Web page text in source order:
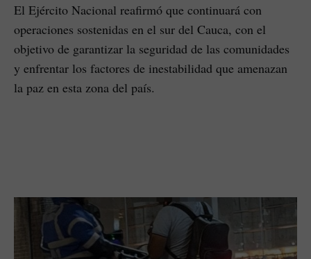
El Ejército Nacional reafirmó que continuará con
operaciones sostenidas en el sur del Cauca, con el
objetivo de garantizar la seguridad de las comunidades
y enfrentar los factores de inestabilidad que amenazan
la paz en esta zona del país.